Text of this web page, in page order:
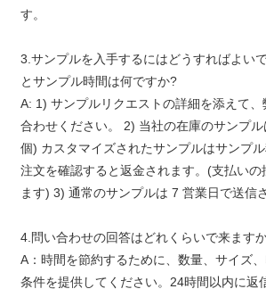
す。
3.サンプルを入手するにはどうすればよい
とサンプル時間は何ですか?
A: 1) サンプルリクエストの詳細を添えて
合わせください。 2) 当社の在庫のサンプ
個) カスタマイズされたサンプルはサンプル
注文を確認すると返金されます。(支払い
ます) 3) 通常のサンプルは 7 営業日で送信
4.問い合わせの回答はどれくらいで来ます
A：時間を節約するために、数量、サイズ、
条件を提供してください。24時間以内に返